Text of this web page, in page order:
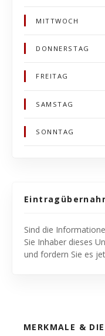
MITTWOCH
DONNERSTAG
FREITAG
SAMSTAG
SONNTAG
Sind die
Sie Inhaber dieses
und fordern Sie es
MERKMALE &